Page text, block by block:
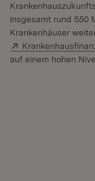
insgesamt rund 550
Krankenhäuser
Extern:
auf einem hohen